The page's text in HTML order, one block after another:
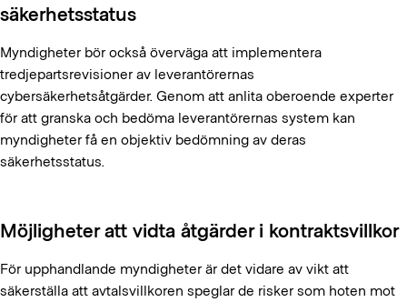
säkerhetsstatus
Myndigheter bör också överväga att implementera
tredjepartsrevisioner av leverantörernas
cybersäkerhetsåtgärder. Genom att anlita oberoende experter
för att granska och bedöma leverantörernas system kan
myndigheter få en objektiv bedömning av deras
säkerhetsstatus.
Möjligheter att vidta åtgärder i kontraktsvillkor
För upphandlande myndigheter är det vidare av vikt att
säkerställa att avtalsvillkoren speglar de risker som hoten mot